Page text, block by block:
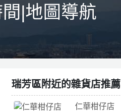
|地圖導航
瑞芳區附近的雜貨店推薦
仁華柑仔店